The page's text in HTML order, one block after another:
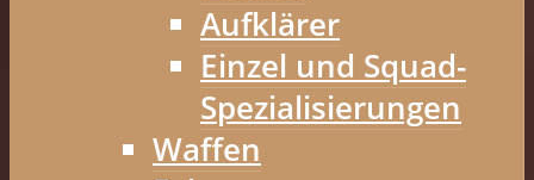
Aufklärer
Einzel und Squad-
Spezialisierungen
Waffen